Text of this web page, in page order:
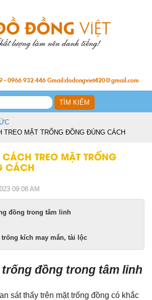
- 0966 932 446 Gmail:dodongviet420@gmail.com
TREO MẶT TRỐNG ĐỒNG ĐÚNG CÁCH
TREO MẶT TRỐNG
CÁCH
09:08 AM
đồng trong tâm linh
trống kích may mắn, tài lộc
trống đồng trong tâm linh
sát thấy trên mặt trống đồng có khắc